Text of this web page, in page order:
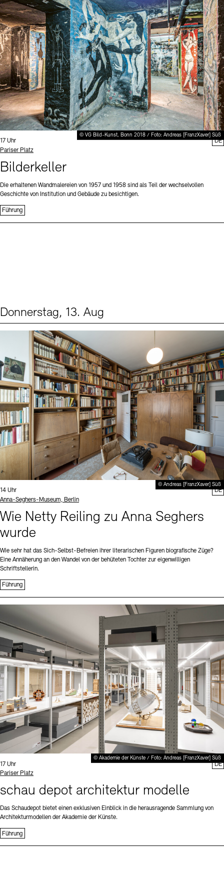
Stellenangebote Newsletter Presse
Nachhaltigkeit Kontakt
Digitale Sammlungen Exil-Archive
© VG Bild-Kunst, Bonn 2018 / Foto: Andreas [FranzXaver] Süß
Uhrzeit:
17 Uhr
Standort
Pariser Platz
Bilderkeller
Die erhaltenen Wandmalereien von 1957 und 1958 sind als Teil der wechselvollen
Geschichte von Institution und Gebäude zu besichtigen.
Führung
DE
Donnerstag, 13. Aug
© Andreas [FranzXaver] Süß
Uhrzeit:
14 Uhr
Standort
Anna-Seghers-Museum, Berlin
Wie Netty Reiling zu Anna Seghers
wurde
Wie sehr hat das Sich-Selbst-Befreien ihrer literarischen Figuren biografische Züge?
Eine Annäherung an den Wandel von der behüteten Tochter zur eigenwilligen
Schriftstellerin.
Führung
DE
© Akademie der Künste / Foto: Andreas [FranzXaver] Süß
Uhrzeit:
17 Uhr
Standort
Pariser Platz
schau depot architektur modelle
Das Schaudepot bietet einen exklusiven Einblick in die herausragende Sammlung von
Architekturmodellen der Akademie der Künste.
Führung
DE